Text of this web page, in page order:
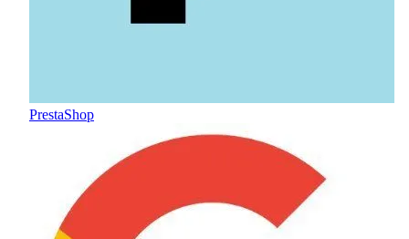
PrestaShop